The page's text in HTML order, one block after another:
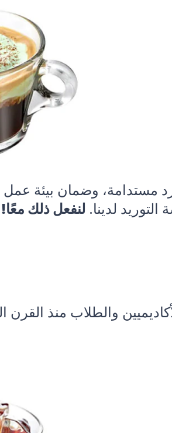
مستدامة، وضمان بيئة عمل
لدينا. لنفعل ذلك معًا!
والطلاب منذ القرن